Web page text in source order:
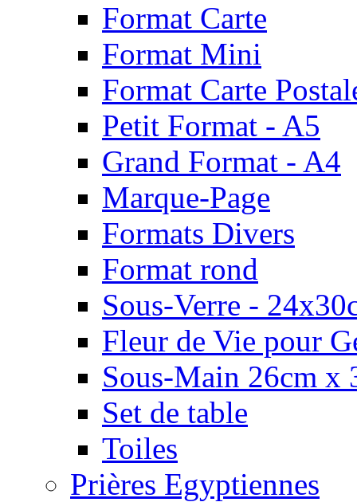
Format Carte
Format Mini
Format Carte
Petit Format - A5
Grand Format - A4
Marque-Page
Formats Divers
Format rond
Sous-Verre -
Fleur de Vie pour
Sous-Main 26cm x
Set de table
Toiles
Prières Egyptiennes